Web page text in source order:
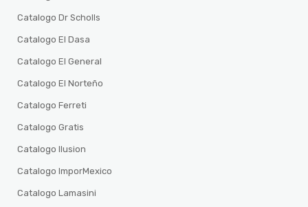
Catalogo Dr Scholls
Catalogo El Dasa
Catalogo El General
Catalogo El Norteño
Catalogo Ferreti
Catalogo Gratis
Catalogo Ilusion
Catalogo ImporMexico
Catalogo Lamasini